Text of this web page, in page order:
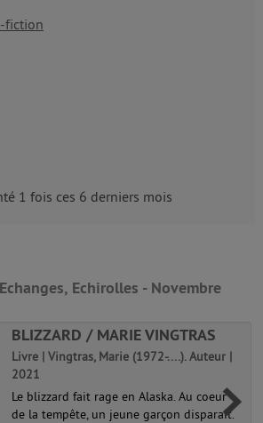
fiction
1 fois ces 6 derniers mois
Echirolles - Novembre
BLIZZARD / MARIE VINGTRAS
Livre | Vingtras, Marie (1972-....). Auteur |
2021
Le blizzard fait rage en Alaska. Au coeur
de la tempête, un jeune garçon disparaît.